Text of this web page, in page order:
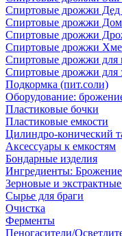
Спиртовые дрожжи Дед
Спиртовые дрожжи
Спиртовые дрожжи
Спиртовые дрожжи
Спиртовые дрожжи для
Спиртовые дрожжи для
Подкормка (пит.соли)
Оборудование:
Пластиковые бочки
Пластиковые емкости
Цилиндро-конический
Аксессуары к емкостям
Бондарные изделия
Ингредиенты: Брожение
Зерновые и
Сырье для браги
Очистка
Ферменты
Пеногасители/